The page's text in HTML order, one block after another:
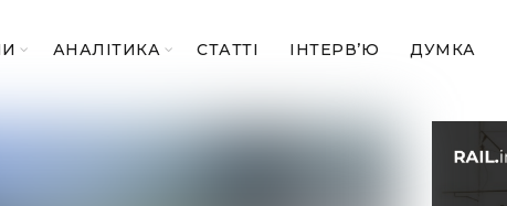
АНАЛІТИКА СТАТТІ ІНТЕРВ’Ю ДУМКА